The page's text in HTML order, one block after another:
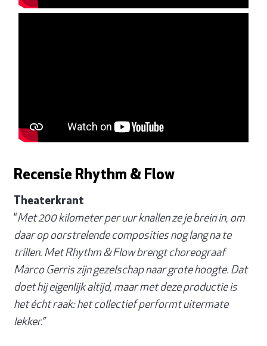
Recensie Rhythm & Flow
Theaterkrant
“Met 200 kilometer per uur knallen ze je brein in, om
daar op oorstrelende composities nog lang na te
trillen. Met Rhythm & Flow brengt choreograaf
Marco Gerris zijn gezelschap naar grote hoogte. Dat
doet hij eigenlijk altijd, maar met deze productie is
het écht raak: het collectief performt uitermate
lekker.”